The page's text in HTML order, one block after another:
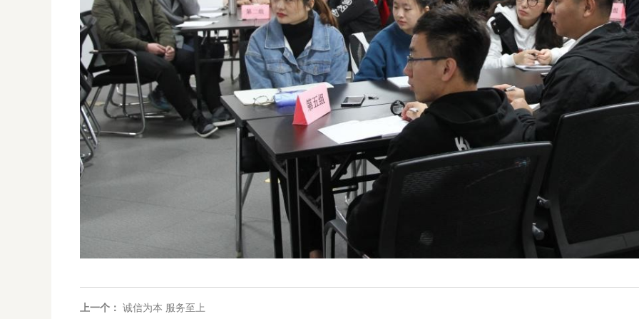
上一个： 诚信为本 服务至上